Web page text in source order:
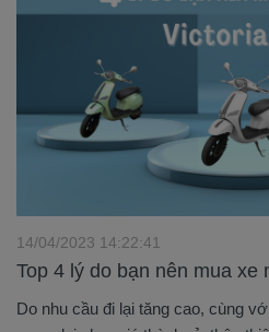
Top 4 lý do bạn nên mua xe
14/04/2023 14:22:41
Do nhu cầu đi lại tăng cao, cùng